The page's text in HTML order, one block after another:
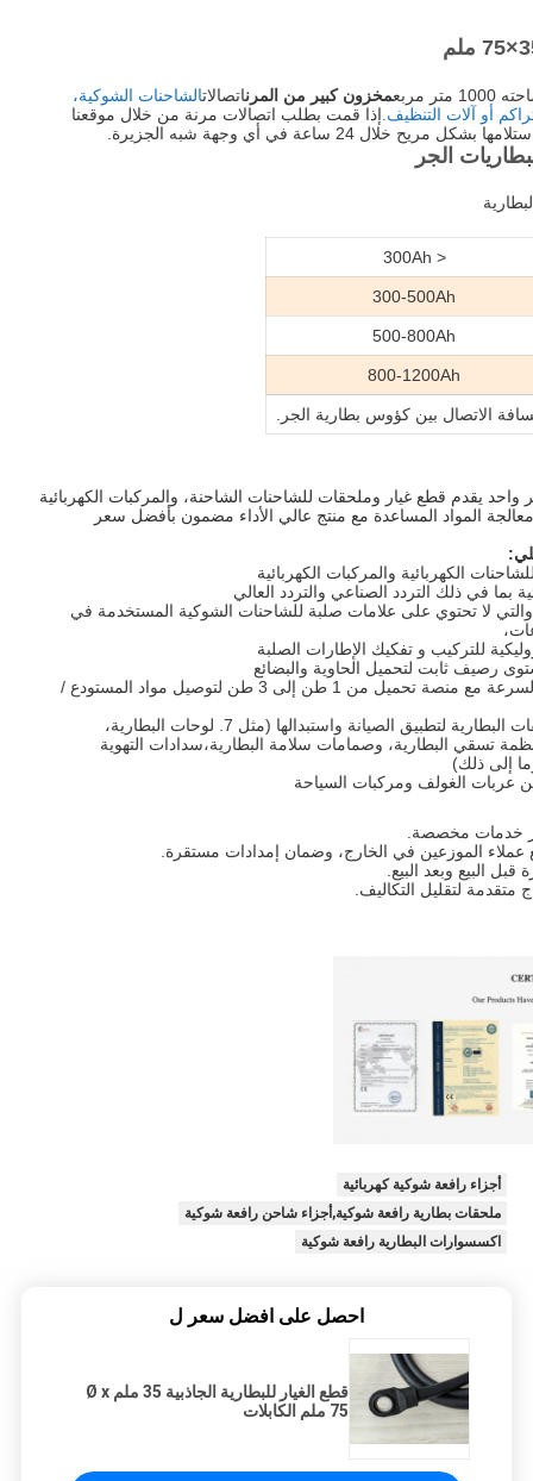
مربع مخزون كبير من المرناتصالاتالشاحنات الشوكية،
أو آلات التنظيف.إذا قمت بطلب اتصالات مرنة من خلال موقعنا
خلال 24 ساعة في أي وجهة شبه الجزيرة.
الجر
< 300Ah
300-500Ah
500-800Ah
800-1200Ah
الاتصال بين كؤوس بطارية الجر.
واحد يقدم قطع غيار وملحقات للشاحنات الشاحنة، والمركبات الكهربائية
المواد المساعدة مع منتج عالي الأداء مضمون بأفضل سعر
:
والتي لا تحتوي على علامات صلبة للشاحنات الشوكية المستخدمة في
6سيارة كهربائية منخفضة السرعة مع منصة تحميل من 1 طن إلى 3 طن لتوصيل مواد المستودع /
ومجموعة متنوعة من ملحقات البطارية لتطبيق الصيانة واستبدالها (مثل 7. لوحات البطارية،
تسقي البطارية، وصمامات سلامة البطارية،سدادات التهوية
إلى ذلك)
خدمات مخصصة.
عملاء الموزعين في الخارج، وضمان إمدادات مستقرة.
البيع وبعد البيع.
متقدمة لتقليل التكاليف.
أجزاء رافعة شوكية كهربائية
ملحقات بطارية رافعة شوكية,أجزاء شاحن رافعة شوكية
اكسسوارات البطارية رافعة شوكية
احصل على افضل سعر ل
قطع الغيار للبطارية الجاذبية 35 ملم Ø x
75 ملم الكابلات